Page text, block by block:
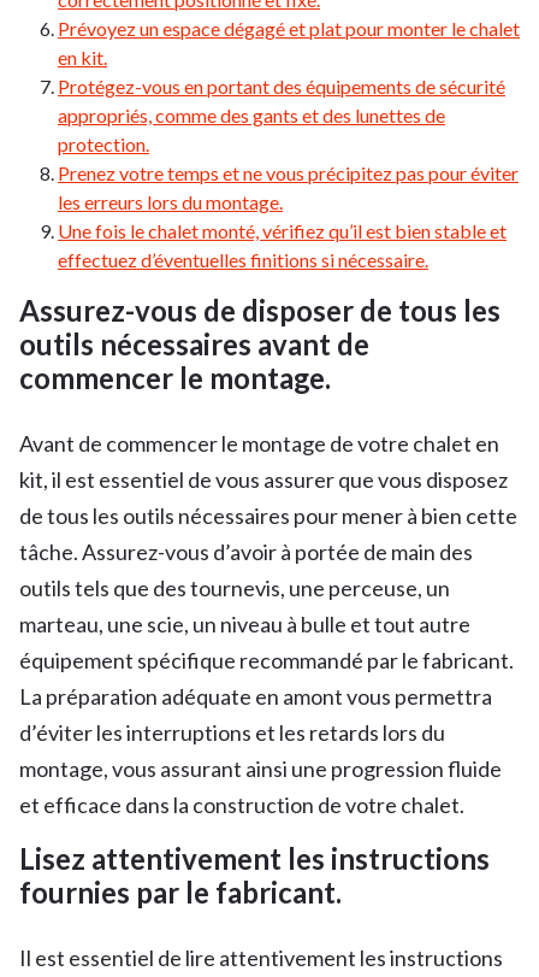
Prévoyez un espace dégagé et plat pour monter le chalet
en kit.
Protégez-vous en portant des équipements de sécurité
appropriés, comme des gants et des lunettes de
protection.
Prenez votre temps et ne vous précipitez pas pour éviter
les erreurs lors du montage.
Une fois le chalet monté, vérifiez qu’il est bien stable et
effectuez d’éventuelles finitions si nécessaire.
Assurez-vous de disposer de tous les
outils nécessaires avant de
commencer le montage.
Avant de commencer le montage de votre chalet en
kit, il est essentiel de vous assurer que vous disposez
de tous les outils nécessaires pour mener à bien cette
tâche. Assurez-vous d’avoir à portée de main des
outils tels que des tournevis, une perceuse, un
marteau, une scie, un niveau à bulle et tout autre
équipement spécifique recommandé par le fabricant.
La préparation adéquate en amont vous permettra
d’éviter les interruptions et les retards lors du
montage, vous assurant ainsi une progression fluide
et efficace dans la construction de votre chalet.
Lisez attentivement les instructions
fournies par le fabricant.
Il est essentiel de lire attentivement les instructions